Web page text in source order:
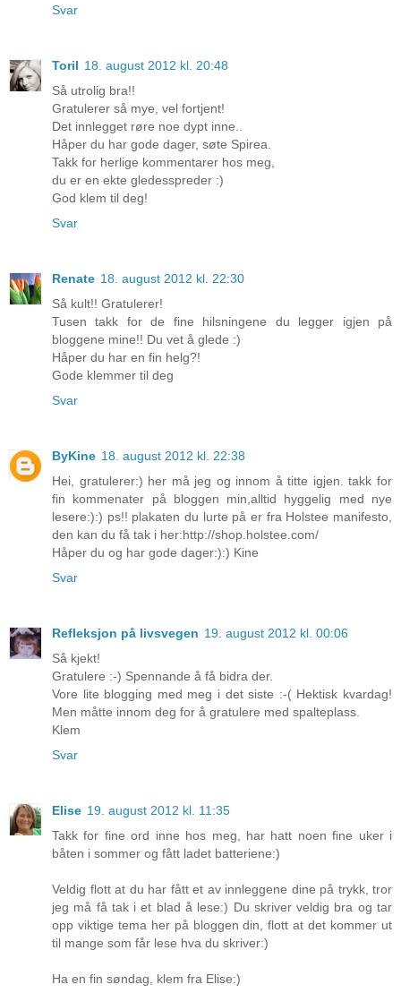
Svar
Toril 18. august 2012 kl. 20:48
Så utrolig bra!!
Gratulerer så mye, vel fortjent!
Det innlegget røre noe dypt inne..
Håper du har gode dager, søte Spirea.
Takk for herlige kommentarer hos meg,
du er en ekte gledesspreder :)
God klem til deg!
Svar
Renate 18. august 2012 kl. 22:30
Så kult!! Gratulerer!
Tusen takk for de fine hilsningene du legger igjen på
bloggene mine!! Du vet å glede :)
Håper du har en fin helg?!
Gode klemmer til deg
Svar
ByKine 18. august 2012 kl. 22:38
Hei, gratulerer:) her må jeg og innom å titte igjen. takk for
fin kommenater på bloggen min,alltid hyggelig med nye
lesere:):) ps!! plakaten du lurte på er fra Holstee manifesto,
den kan du få tak i her:http://shop.holstee.com/
Håper du og har gode dager:):) Kine
Svar
Refleksjon på livsvegen 19. august 2012 kl. 00:06
Så kjekt!
Gratulere :-) Spennande å få bidra der.
Vore lite blogging med meg i det siste :-( Hektisk kvardag!
Men måtte innom deg for å gratulere med spalteplass.
Klem
Svar
Elise 19. august 2012 kl. 11:35
Takk for fine ord inne hos meg, har hatt noen fine uker i
båten i sommer og fått ladet batteriene:)
Veldig flott at du har fått et av innleggene dine på trykk, tror
jeg må få tak i et blad å lese:) Du skriver veldig bra og tar
opp viktige tema her på bloggen din, flott at det kommer ut
til mange som får lese hva du skriver:)
Ha en fin søndag, klem fra Elise:)